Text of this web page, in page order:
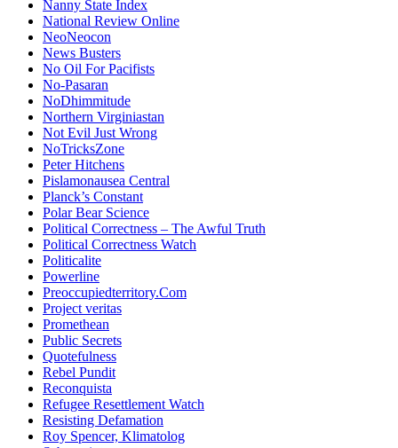
Nanny State Index
National Review Online
NeoNeocon
News Busters
No Oil For Pacifists
No-Pasaran
NoDhimmitude
Northern Virginiastan
Not Evil Just Wrong
NoTricksZone
Peter Hitchens
Pislamonausea Central
Planck’s Constant
Polar Bear Science
Political Correctness – The Awful Truth
Political Correctness Watch
Politicalite
Powerline
Preoccupiedterritory.Com
Project veritas
Promethean
Public Secrets
Quotefulness
Rebel Pundit
Reconquista
Refugee Resettlement Watch
Resisting Defamation
Roy Spencer, Klimatolog